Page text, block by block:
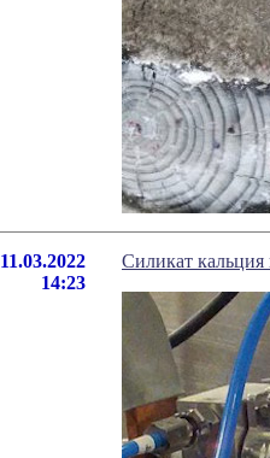
11.03.2022
14:23
Силикат